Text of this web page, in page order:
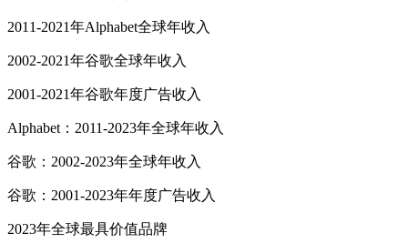
2011-2021年Alphabet全球年收入
2002-2021年谷歌全球年收入
2001-2021年谷歌年度广告收入
Alphabet：2011-2023年全球年收入
谷歌：2002-2023年全球年收入
谷歌：2001-2023年年度广告收入
2023年全球最具价值品牌